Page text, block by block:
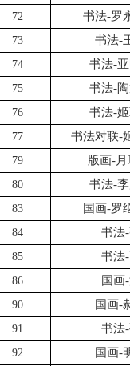
72 书法-罗
73 书法-
74 书法-
75 书法-
76 书法-
77 书法对联-
79 版画-
80 书法-
83 国画-罗
84 书法
85 书法
86 国画
90 国画-
91 书法
92 国画-